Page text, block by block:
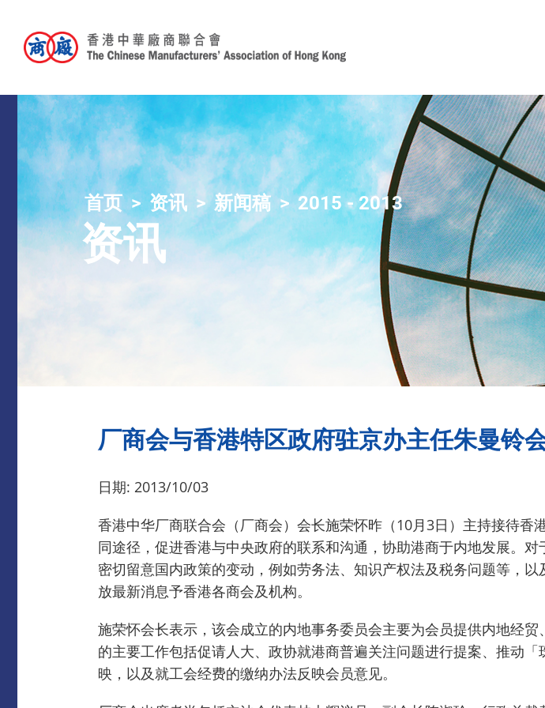
首页 资讯 新闻稿 2015 - 2013
资讯
厂商会与香港特区政府驻京办主任朱曼铃
日期: 2013/10/03
香港中华厂商联合会（厂商会）会长施荣怀昨（10月3日）主持接待香
同途径，促进香港与中央政府的联系和沟通，协助港商于内地发展。 对
密切留意国内政策的变动，例如劳务法、知识产权法及税务问题等，
放最新消息予香港各商会及机构。
施荣怀会长表示，该会成立的内地事务委员会主要为会员提供内地经贸
的主要工作包括促请人大、政协就港商普遍关注问题进行提案、推动
映，以及就工会经费的缴纳办法反映会员意见。